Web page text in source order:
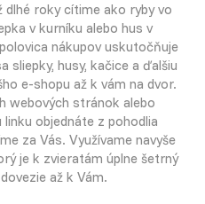
roky cítime ako ryby vo
v kurníku alebo hus v
nákupov uskutočňuje
sliepky, husy, kačice a ďalšiu
e-shopu až k vám na dvor.
webových stránok alebo
objednáte z pohodlia
za Vás. Využívame navyše
je k zvieratám úplne šetrný
až k Vám.